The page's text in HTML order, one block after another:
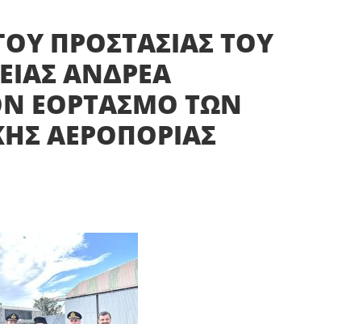
ΠΡΟΣΤΑΣΙΑΣ ΤΟΥ
ΑΝΔΡΕΑ
ΕΟΡΤΑΣΜΟ ΤΩΝ
ΑΕΡΟΠΟΡΙΑΣ